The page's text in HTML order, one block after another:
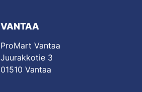
VANTAA
ProMart Vantaa
Juurakkotie 3
01510 Vantaa